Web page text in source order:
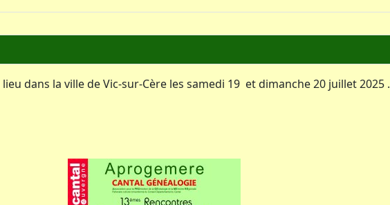
dans la ville de Vic-sur-Cère les samedi 19 et dimanche 20 juillet 2025 .